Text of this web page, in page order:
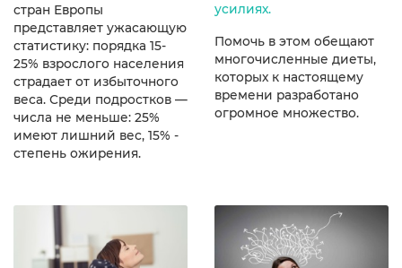
стран Европы
представляет ужасающую
статистику: порядка 15-
25% взрослого населения
страдает от избыточного
веса. Среди подростков —
числа не меньше: 25%
имеют лишний вес, 15% -
степень ожирения.
усилиях.
Помочь в этом обещают
многочисленные диеты,
которых к настоящему
времени разработано
огромное множество.